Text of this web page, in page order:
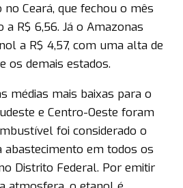
no Ceará, que fechou o mês
R$ 6,56. Já o Amazonas
a R$ 4,57, com uma alta de
os demais estados.
médias mais baixas para o
e Centro-Oeste foram
foi considerado o
abastecimento em todos os
Distrito Federal. Por emitir